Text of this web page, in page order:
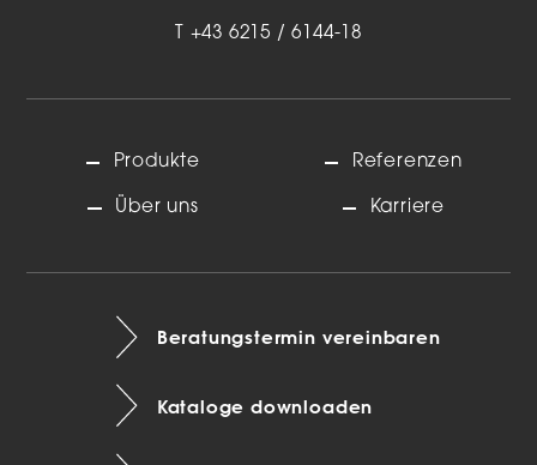
T +43 6215 / 6144-18
Produkte
Über uns
Referenzen
Karriere
Beratungstermin vereinbaren
Kataloge downloaden